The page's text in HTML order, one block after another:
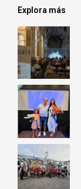
Explora más